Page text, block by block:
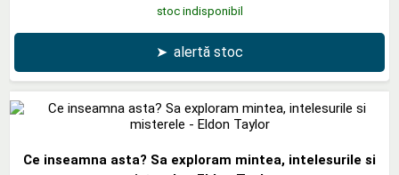
stoc indisponibil
➤ alertă stoc
Ce inseamna asta? Sa exploram mintea, intelesurile si